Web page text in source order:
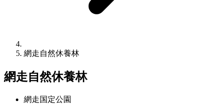
網走自然休養林
網走自然休養林
網走国定公園